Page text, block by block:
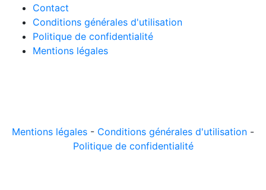
Contact
Conditions générales d'utilisation
Politique de confidentialité
Mentions légales
Mentions légales - Conditions générales d'utilisation -
Politique de confidentialité